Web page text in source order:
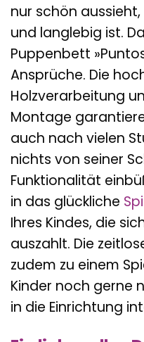
nur schön
und langlebig ist.
Puppenbett
Ansprüche. Die
Holzverarbeitung
Montage
auch nach vielen
nichts von seiner
Funktionalität
in das glückliche
Ihres Kindes, die
auszahlt. Die
zudem zu einem
Kinder noch gerne
in die Einrichtung